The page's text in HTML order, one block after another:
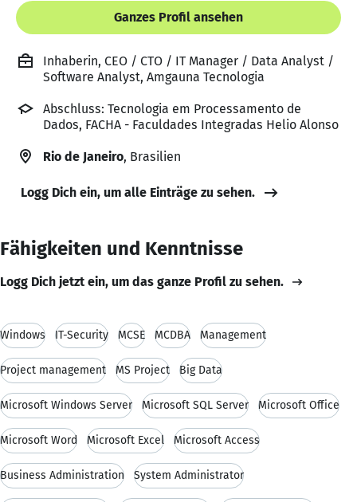
Ganzes Profil ansehen
Inhaberin, CEO / CTO / IT Manager / Data Analyst /
Software Analyst, Amgauna Tecnologia
Abschluss: Tecnologia em Processamento de
Dados, FACHA - Faculdades Integradas Helio Alonso
Rio de Janeiro, Brasilien
Logg Dich ein, um alle Einträge zu sehen.
Fähigkeiten und Kenntnisse
Logg Dich jetzt ein, um das ganze Profil zu sehen.
Windows IT-Security MCSE MCDBA Management
Project management MS Project Big Data
Microsoft Windows Server Microsoft SQL Server Microsoft Office
Microsoft Word Microsoft Excel Microsoft Access
Business Administration System Administrator